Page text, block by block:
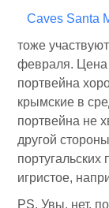
Caves Santa
тоже
февраля. Цена
портвейна
крымские в
портвейна не
другой
игристое,
PS. Увы, нет,